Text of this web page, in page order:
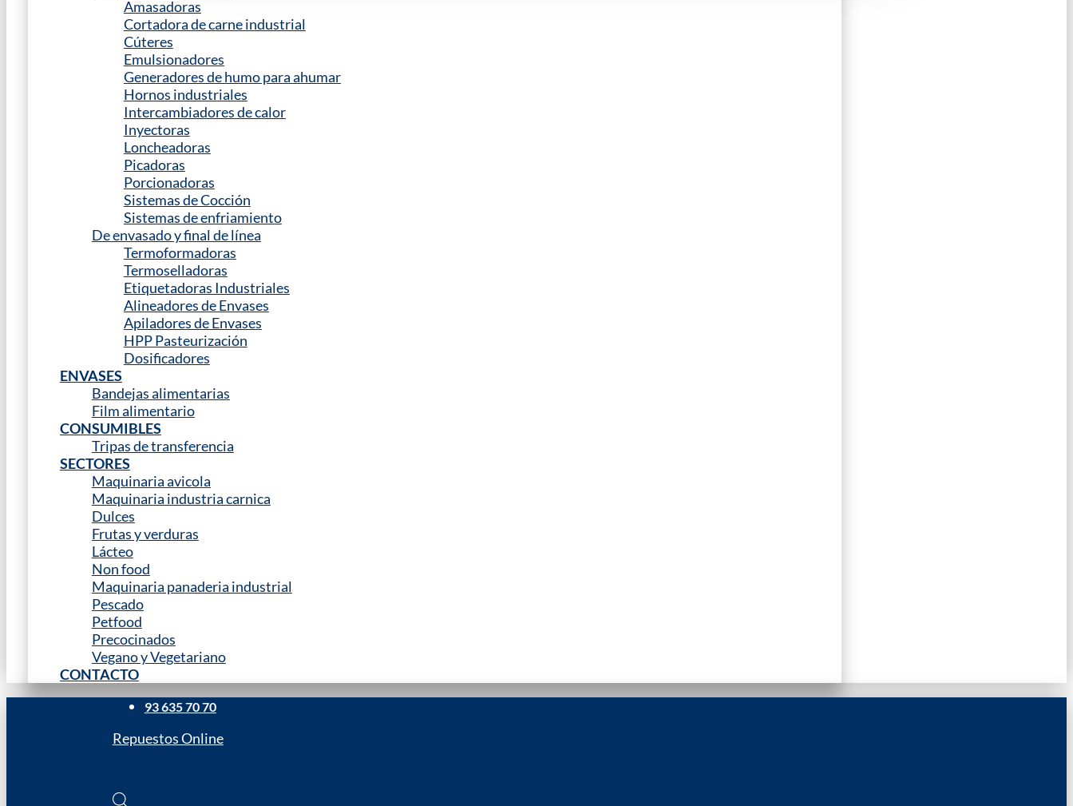
Amasadoras
Cortadora de carne industrial
Cúteres
Emulsionadores
Generadores de humo para ahumar
Hornos industriales
Intercambiadores de calor
Inyectoras
Loncheadoras
Picadoras
Porcionadoras
Sistemas de Cocción
Sistemas de enfriamiento
De envasado y final de línea
Termoformadoras
Termoselladoras
Etiquetadoras Industriales
Alineadores de Envases
Apiladores de Envases
HPP Pasteurización
Dosificadores
ENVASES
Bandejas alimentarias
Film alimentario
CONSUMIBLES
Tripas de transferencia
SECTORES
Maquinaria avicola
Maquinaria industria carnica
Dulces
Frutas y verduras
Lácteo
Non food
Maquinaria panaderia industrial
Pescado
Petfood
Precocinados
Vegano y Vegetariano
CONTACTO
93 635 70 70
Repuestos Online